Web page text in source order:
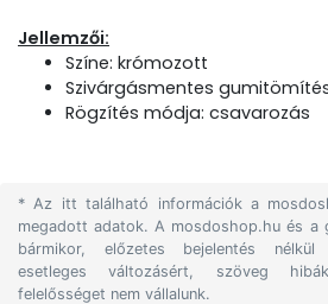
Jellemzői:
Színe: krómozott
Szivárgásmentes
Rögzítés módja: csavarozás
* Az itt található információk a
megadott adatok. A mosdoshop.hu és a
bármikor, előzetes bejelentés nélkül
esetleges változásért, szöveg
felelősséget nem vállalunk.